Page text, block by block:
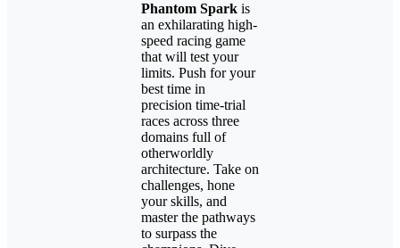
Phantom Spark is
an exhilarating high-
speed racing game
that will test your
limits. Push for your
best time in
precision time-trial
races across three
domains full of
otherworldly
architecture. Take on
challenges, hone
your skills, and
master the pathways
to surpass the